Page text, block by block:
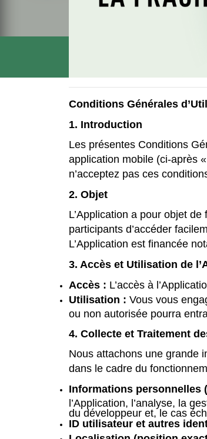
Conditions Générales
1. Introduction
Les présentes Conditions
application mobile (ci-après
n’acceptez pas ces
2. Objet
L’Application a pour objet
participants d’accéder
L’Application est financée
3. Accès et Utilisation de
Accès : L’accès à
Utilisation : Vous vous
ou non autorisée pourra
4. Collecte et Traitement
Nous attachons une grande
dans le cadre du
Informations personnelles
l’Application, l’analyse, la
du développeur et, le cas
ID utilisateur et autres